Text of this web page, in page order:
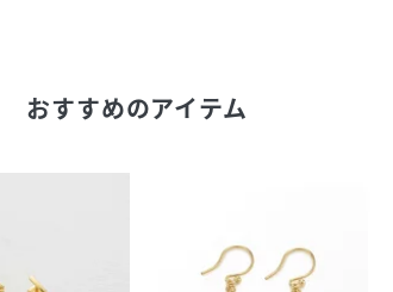
おすすめのアイテム